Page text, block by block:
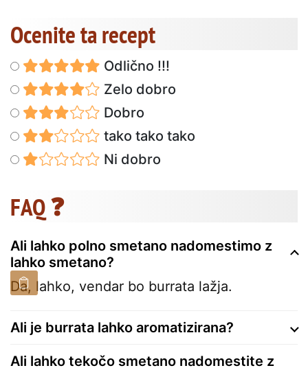
Ocenite ta recept
Odlično !!!
Zelo dobro
Dobro
tako tako tako
Ni dobro
FAQ ❓
Ali lahko polno smetano nadomestimo z
lahko smetano?
Da, lahko, vendar bo burrata lažja.
Ali je burrata lahko aromatizirana?
Ali lahko tekočo smetano nadomestite z